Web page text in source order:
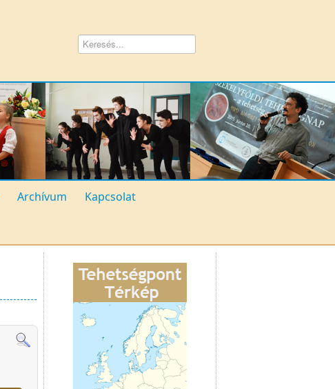
Archívum Kapcsolat